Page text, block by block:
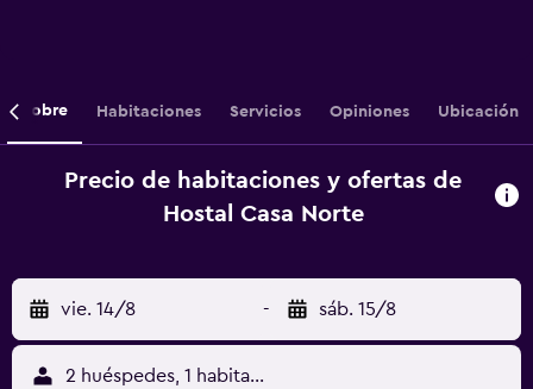
Sobre Habitaciones Servicios Opiniones Ubicación
Precio de habitaciones y ofertas de
Hostal Casa Norte
vie. 14/8 - sáb. 15/8
2 huéspedes, 1 habitación